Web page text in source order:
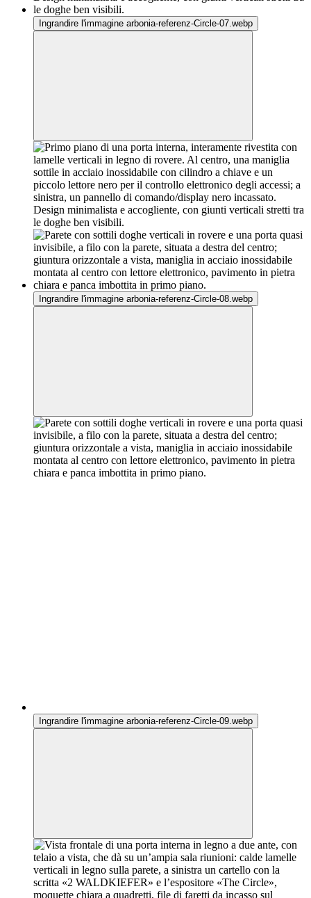
Ingrandire l'immagine arbonia-referenz-Circle-07.webp
Ingrandire l'immagine arbonia-referenz-Circle-08.webp